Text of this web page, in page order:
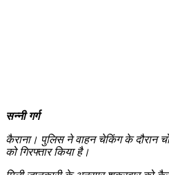
सन्नी गर्ग
कैराना। पुलिस ने वाहन चेकिंग के दौरान
को गिरफ्तार किया है।